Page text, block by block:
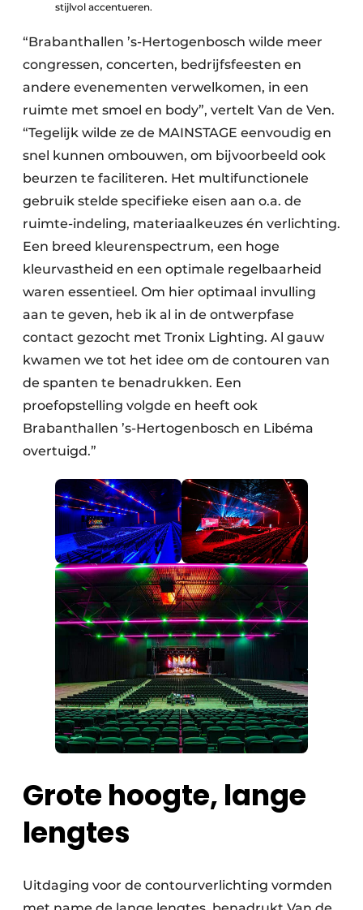
stijlvol accentueren.
“Brabanthallen ’s-Hertogenbosch wilde meer
congressen, concerten, bedrijfsfeesten en
andere evenementen verwelkomen, in een
ruimte met smoel en body”, vertelt Van de Ven.
“Tegelijk wilde ze de MAINSTAGE eenvoudig en
snel kunnen ombouwen, om bijvoorbeeld ook
beurzen te faciliteren. Het multifunctionele
gebruik stelde specifieke eisen aan o.a. de
ruimte-indeling, materiaalkeuzes én verlichting.
Een breed kleurenspectrum, een hoge
kleurvastheid en een optimale regelbaarheid
waren essentieel. Om hier optimaal invulling
aan te geven, heb ik al in de ontwerpfase
contact gezocht met Tronix Lighting. Al gauw
kwamen we tot het idee om de contouren van
de spanten te benadrukken. Een
proefopstelling volgde en heeft ook
Brabanthallen ’s-Hertogenbosch en Libéma
overtuigd.”
Grote hoogte, lange
lengtes
Uitdaging voor de contourverlichting vormden